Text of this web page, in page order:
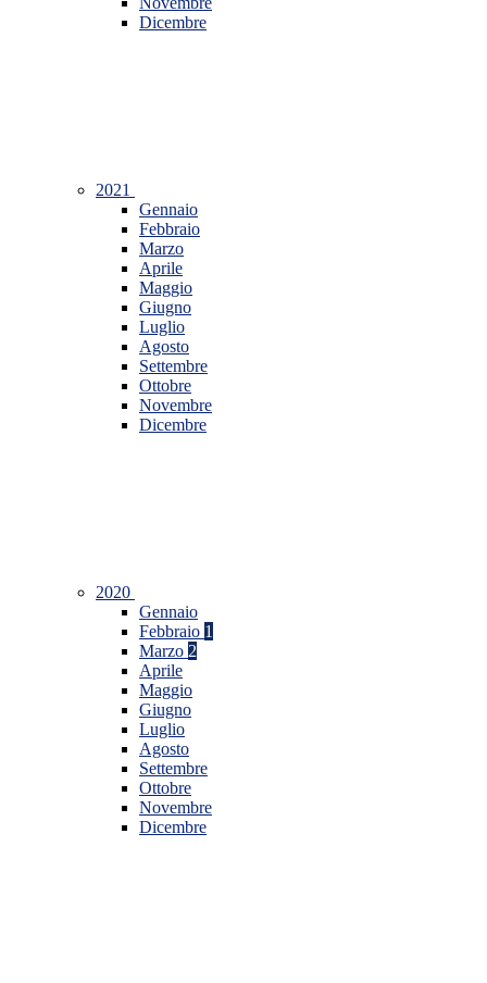
Dicembre
2021
Gennaio
Febbraio
Marzo
Aprile
Maggio
Giugno
Luglio
Agosto
Settembre
Ottobre
Novembre
Dicembre
2020
Gennaio
Febbraio 1
Marzo 2
Aprile
Maggio
Giugno
Luglio
Agosto
Settembre
Ottobre
Novembre
Dicembre